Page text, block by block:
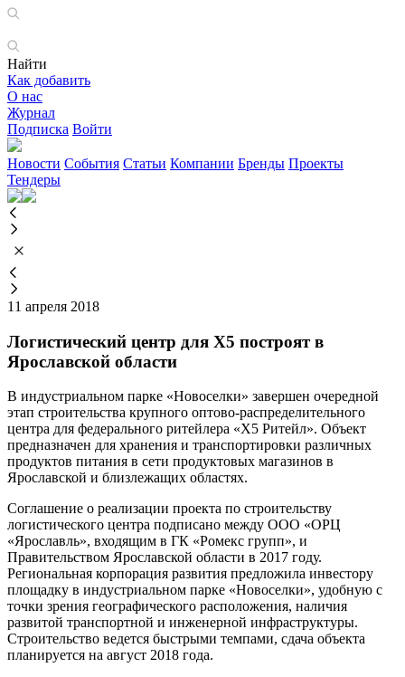
Найти
Как добавить
О нас
Журнал
Подписка Войти
Новости События Статьи Компании Бренды Проекты
Тендеры
11 апреля 2018
Логистический центр для X5 построят в
Ярославской области
​В индустриальном парке «Новоселки» завершен очередной
этап строительства крупного оптово-распределительного
центра для федерального ритейлера «Х5 Ритейл». Объект
предназначен для хранения и транспортировки различных
продуктов питания в сети продуктовых магазинов в
Ярославской и близлежащих областях.
Соглашение о реализации проекта по строительству
логистического центра подписано между ООО «ОРЦ
«Ярославль», входящим в ГК «Ромекс групп», и
Правительством Ярославской области в 2017 году.
Региональная корпорация развития предложила инвестору
площадку в индустриальном парке «Новоселки», удобную с
точки зрения географического расположения, наличия
развитой транспортной и инженерной инфраструктуры.
Строительство ведется быстрыми темпами, сдача объекта
планируется на август 2018 года.